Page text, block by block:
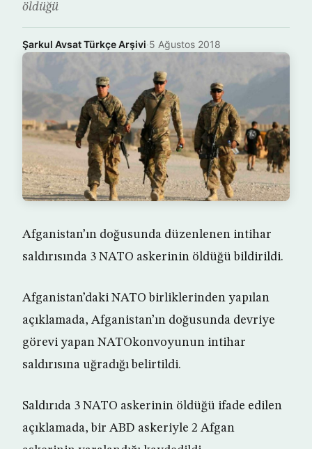
öldüğü
Şarkul Avsat Türkçe Arşivi·5 Ağustos 2018
Afganistan’ın doğusunda düzenlenen intihar
saldırısında 3 NATO askerinin öldüğü bildirildi.
Afganistan’daki NATO birliklerinden yapılan
açıklamada, Afganistan’ın doğusunda devriye
görevi yapan NATOkonvoyunun intihar
saldırısına uğradığı belirtildi.
Saldırıda 3 NATO askerinin öldüğü ifade edilen
açıklamada, bir ABD askeriyle 2 Afgan